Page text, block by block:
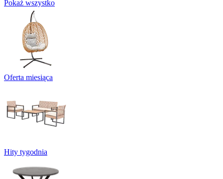
Pokaż wszystko
Oferta miesiąca
Hity tygodnia